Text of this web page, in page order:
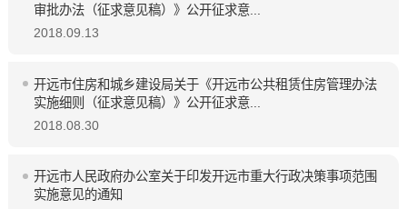
审批办法（征求意见稿）》公开征求意...
2018.09.13
开远市住房和城乡建设局关于《开远市公共租赁住房管理办法
实施细则（征求意见稿）》公开征求意...
2018.08.30
开远市人民政府办公室关于印发开远市重大行政决策事项范围
实施意见的通知